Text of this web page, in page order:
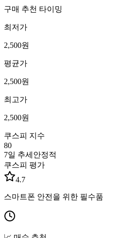
구매 추천 타이밍
최저가
2,500원
평균가
2,500원
최고가
2,500원
쿠스피 지수
80
7일 추세 안정적
쿠스피 평가
4.7
스마트폰 안전을 위한 필수품